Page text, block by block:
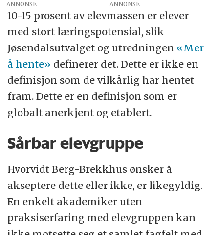
ANNONSE
10-15 prosent av elevmassen er elever
med stort læringspotensial, slik
Jøsendalsutvalget og utredningen «Mer
å hente» definerer det. Dette er ikke en
definisjon som de vilkårlig har hentet
fram. Dette er en definisjon som er
globalt anerkjent og etablert.
Sårbar elevgruppe
Hvorvidt Berg-Brekkhus ønsker å
akseptere dette eller ikke, er likegyldig.
En enkelt akademiker uten
praksiserfaring med elevgruppen kan